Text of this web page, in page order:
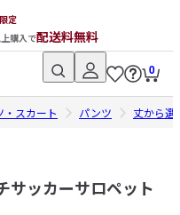
定
購入で配送料無料
0
・スカート パンツ 丈から選
ッカーサロペット